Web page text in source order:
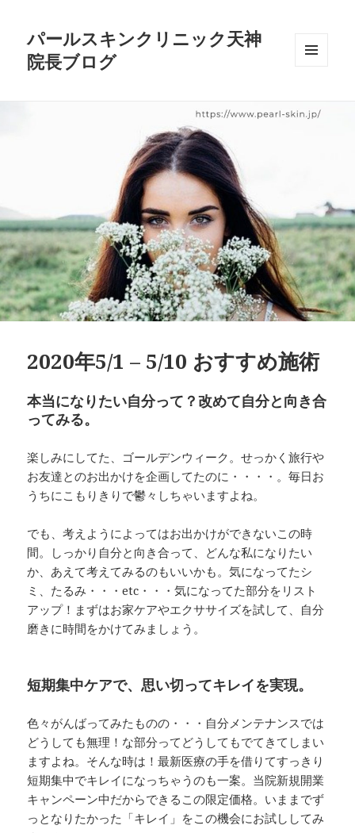
パールスキンクリニック天神
院長ブログ
ット
2020年5/1 – 5/10 おすすめ施術
本当になりたい自分って？改めて自分と向き合
ってみる。
楽しみにしてた、ゴールデンウィーク。せっかく旅行や
お友達とのお出かけを企画してたのに・・・・。毎日お
うちにこもりきりで鬱々しちゃいますよね。
でも、考えようによってはお出かけができないこの時
間。しっかり自分と向き合って、どんな私になりたい
か、あえて考えてみるのもいいかも。気になってたシ
ミ、たるみ・・・etc・・・気になってた部分をリスト
アップ！まずはお家ケアやエクササイズを試して、自分
磨きに時間をかけてみましょう。
短期集中ケアで、思い切ってキレイを実現。
色々がんばってみたものの・・・自分メンテナンスでは
どうしても無理！な部分ってどうしてもでてきてしまい
ますよね。そんな時は！最新医療の手を借りてすっきり
短期集中でキレイになっちゃうのも一案。当院新規開業
キャンペーン中だからできるこの限定価格。いままでず
っとなりたかった「キレイ」をこの機会にお試ししてみ